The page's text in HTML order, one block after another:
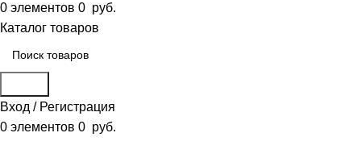
0 элементов 0 руб.
Каталог товаров
Вход / Регистрация
0 элементов 0 руб.